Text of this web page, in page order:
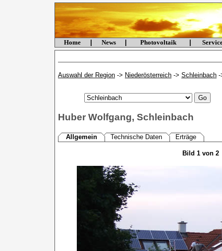
Home News Photovoltaik
Auswahl der Region -> Niederösterreich -> Schleinbach
Huber Wolfgang, Schleinbach
Allgemein Technische Daten Erträge
Bild 1 von 2